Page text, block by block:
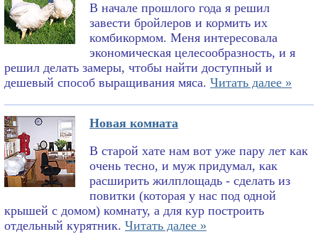
В начале прошлого года я решил
завести бройлеров и кормить их
комбикормом. Меня интересовала
экономическая целесообразность, и я
решил делать замеры, чтобы найти доступный и
дешевый способ выращивания мяса. Читать далее »
Новая комната
В старой хате нам вот уже пару лет как
очень тесно, и муж придумал, как
расширить жилплощадь - сделать из
повитки (которая у нас под одной
крышей с домом) комнату, а для кур построить
отдельный курятник. Читать далее »